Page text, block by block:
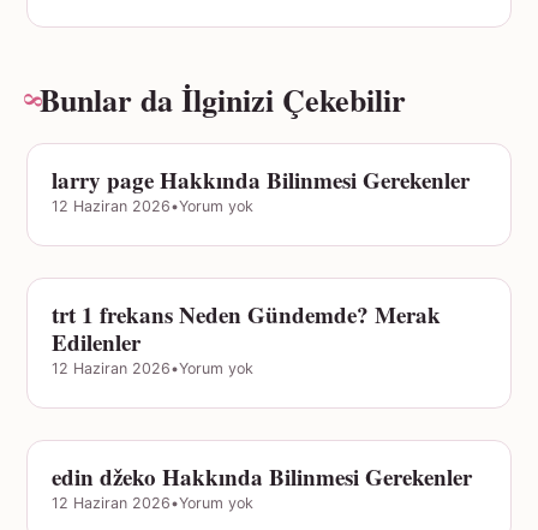
Bunlar da İlginizi Çekebilir
GÜNDEM
larry page Hakkında Bilinmesi Gerekenler
12 Haziran 2026•Yorum yok
GÜNDEM
trt 1 frekans Neden Gündemde? Merak
Edilenler
12 Haziran 2026•Yorum yok
GÜNDEM
edin džeko Hakkında Bilinmesi Gerekenler
12 Haziran 2026•Yorum yok